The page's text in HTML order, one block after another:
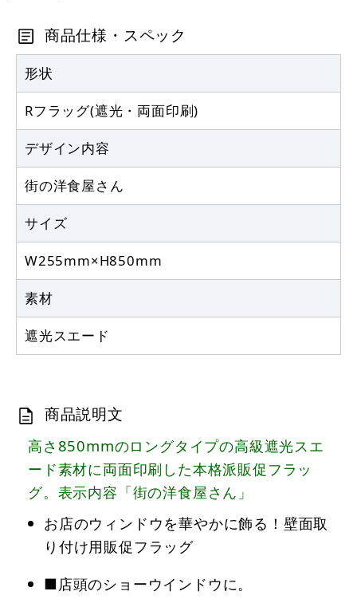
ッグ 丸パイプ25.5cm白
カゴへ
商品仕様・スペック
形状
Rフラッグ(遮光・両面印刷)
デザイン内容
街の洋食屋さん
サイズ
W255mm×H850mm
素材
遮光スエード
商品説明文
高さ850mmのロングタイプの高級遮光スエ
ード素材に両面印刷した本格派販促フラッ
グ。表示内容「街の洋食屋さん」
お店のウィンドウを華やかに飾る！壁面取
り付け用販促フラッグ
■店頭のショーウインドウに。